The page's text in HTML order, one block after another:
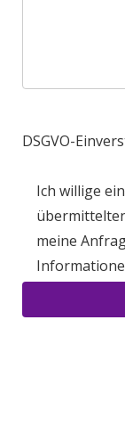
DSGVO-
Ich willige
meine